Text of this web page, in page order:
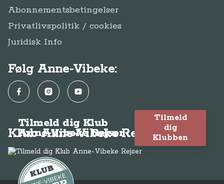
Abonnementsbetingelser
Privatlivspolitik / cookies
Juridisk Info
Følg Anne-Vibeke:
FacebookInstagramYouTube
Klub Anne-Vibeke Rejser
Tilmeld dig Klub
Anne-Vibeke Rejser
Tilmeld
dig
Klubben